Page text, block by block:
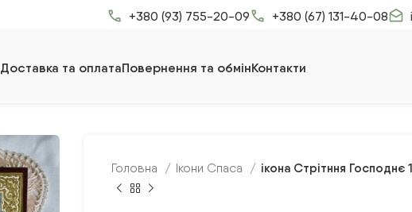
+380 (93) 755-20-09 +380 (67) 131-40-08
Доставка та оплатаПовернення та обмінКонтакти
Головна Ікони Спаса ікона Стрітння Господнє